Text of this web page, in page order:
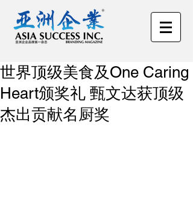
世界顶级美食及One Caring
Heart颁奖礼 甄文达获顶级
杰出贡献名厨奖